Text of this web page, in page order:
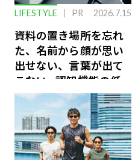
LIFESTYLE PR 2026.7.15
資料の置き場所を忘れ
た、名前から顔が思い
出せない、言葉が出て
こない…認知機能の低
下を救う、脳のインナ
ーケアとは